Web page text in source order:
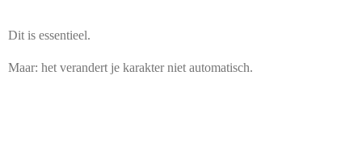
Dit is essentieel.
Maar: het verandert je karakter niet automatisch.